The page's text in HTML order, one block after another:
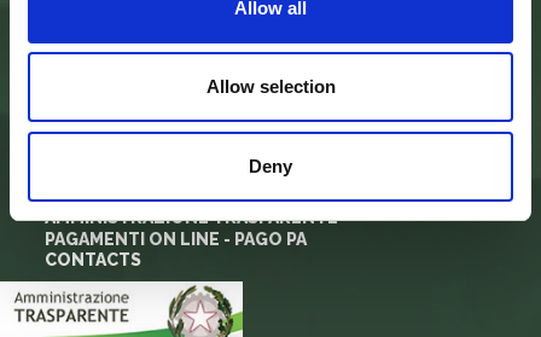
Allow all
Allow selection
Deny
FINALITY
PARK PLANNING AND LAW
MODULISTICA E LOGHI
ALBO PRETORIO
AMMINISTRAZIONE TRASPARENTE
PAGAMENTI ON LINE - PAGO PA
CONTACTS